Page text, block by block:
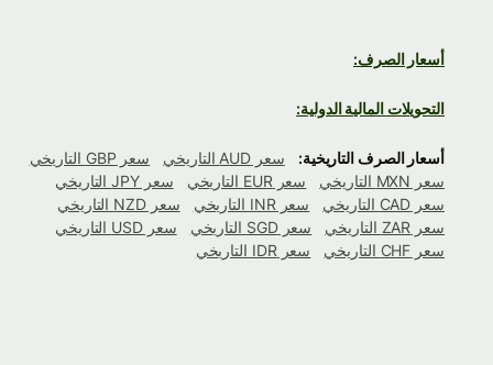
أسعار الصرف:
التحويلات المالية الدولية:
أسعار الصرف التاريخية: سعر AUD التاريخي
سعر GBP التاريخي
سعر MXN التاريخي
سعر EUR التاريخي
سعر JPY التاريخي
سعر CAD التاريخي
سعر INR التاريخي
سعر NZD التاريخي
سعر ZAR التاريخي
سعر SGD التاريخي
سعر USD التاريخي
سعر CHF التاريخي
سعر IDR التاريخي